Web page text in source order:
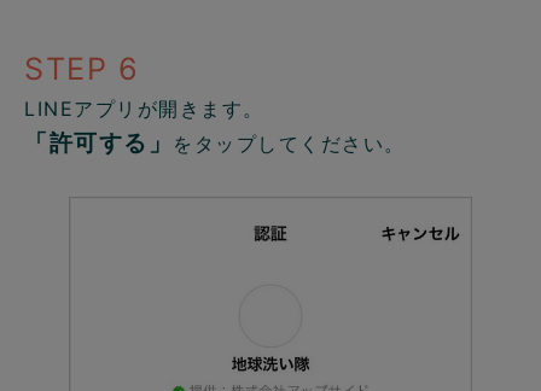
STEP 6
LINEアプリが開きます。
「許可する」 をタップしてください。